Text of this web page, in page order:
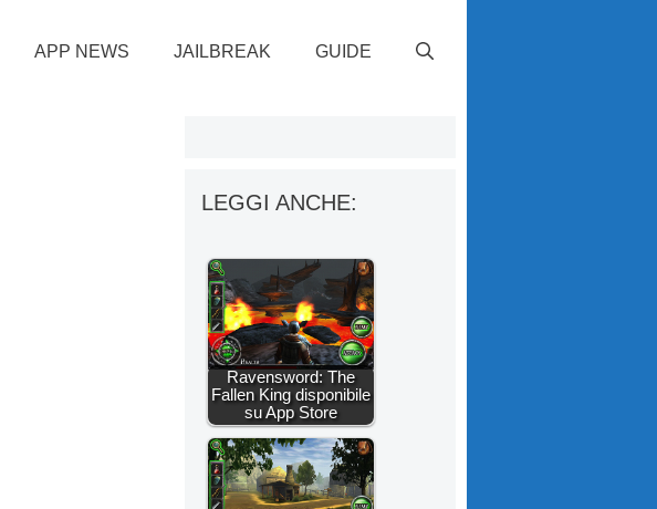
APP NEWS JAILBREAK GUIDE
LEGGI ANCHE:
Ravensword: The
Fallen King disponibile
su App Store